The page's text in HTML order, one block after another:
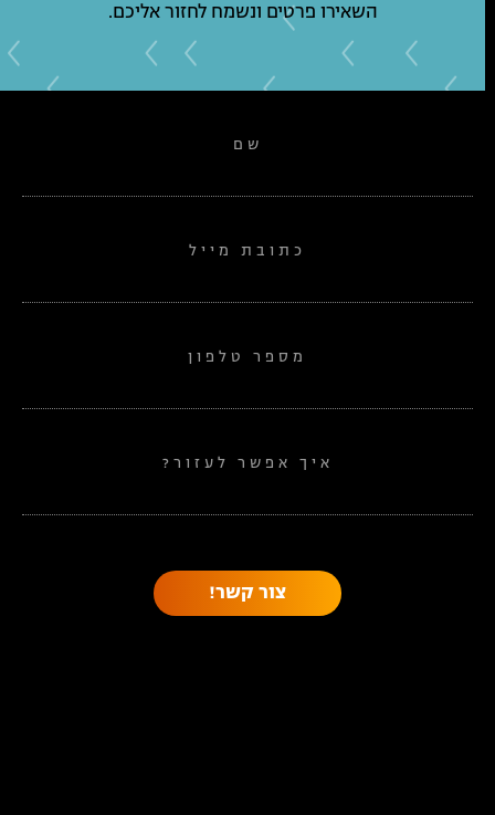
שם
כתובת מייל
מספר טלפון
איך אפשר לעזור?
השאירו פרטים ונשמח לחזור אליכם.